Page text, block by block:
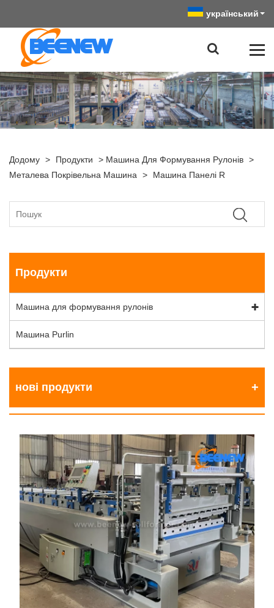
український
Додому > Продукти > Машина Для Формування Рулонів >
Металева Покрівельна Машина > Машина Панелі R
Продукти
Машина для формування рулонів
Машина Purlin
нові продукти